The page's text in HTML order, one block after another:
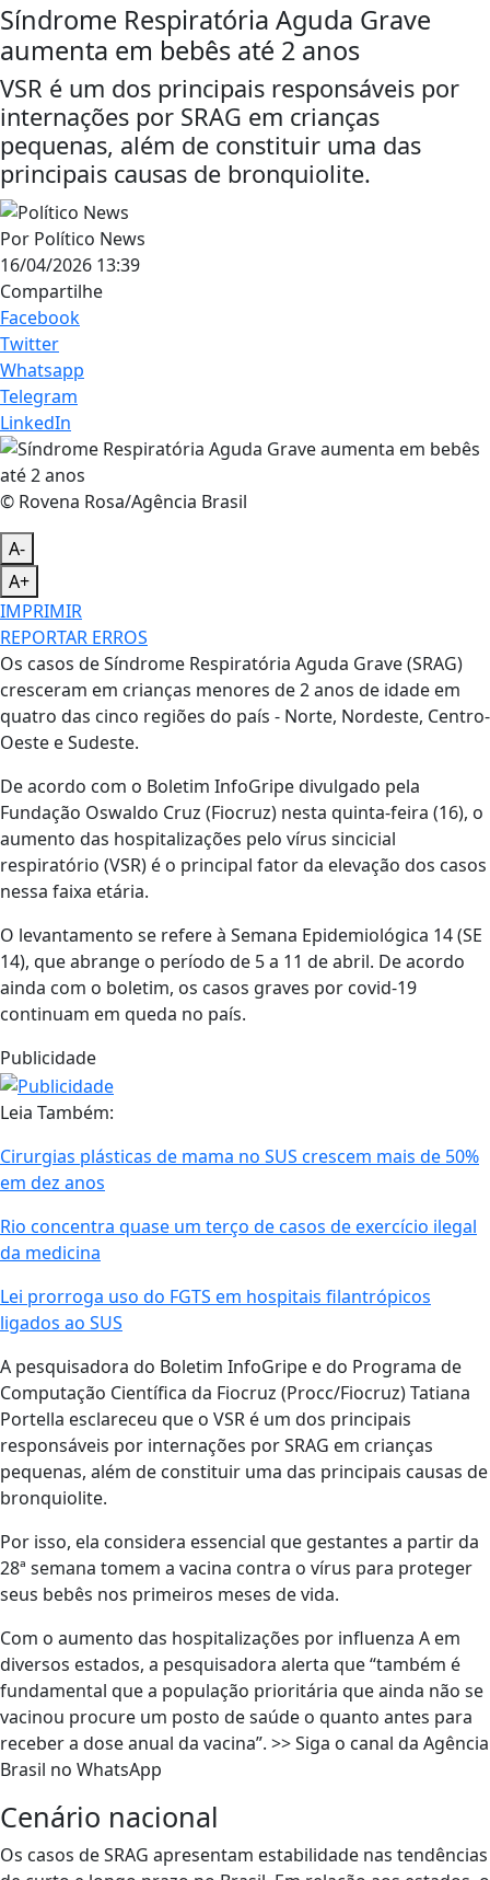
Síndrome Respiratória Aguda Grave
aumenta em bebês até 2 anos
VSR é um dos principais responsáveis por
internações por SRAG em crianças
pequenas, além de constituir uma das
principais causas de bronquiolite.
Por Político News
16/04/2026 13:39
Compartilhe
Facebook
Twitter
Whatsapp
Telegram
LinkedIn
© Rovena Rosa/Agência Brasil
A-
A+
IMPRIMIR
REPORTAR ERROS
Os casos de Síndrome Respiratória Aguda Grave (SRAG)
cresceram em crianças menores de 2 anos de idade em
quatro das cinco regiões do país - Norte, Nordeste, Centro-
Oeste e Sudeste.
De acordo com o Boletim InfoGripe divulgado pela
Fundação Oswaldo Cruz (Fiocruz) nesta quinta-feira (16), o
aumento das hospitalizações pelo vírus sincicial
respiratório (VSR) é o principal fator da elevação dos casos
nessa faixa etária.
O levantamento se refere à Semana Epidemiológica 14 (SE
14), que abrange o período de 5 a 11 de abril. De acordo
ainda com o boletim, os casos graves por covid-19
continuam em queda no país.
Publicidade
Leia Também:
Cirurgias plásticas de mama no SUS crescem mais de 50%
em dez anos
Rio concentra quase um terço de casos de exercício ilegal
da medicina
Lei prorroga uso do FGTS em hospitais filantrópicos
ligados ao SUS
A pesquisadora do Boletim InfoGripe e do Programa de
Computação Científica da Fiocruz (Procc/Fiocruz) Tatiana
Portella esclareceu que o VSR é um dos principais
responsáveis por internações por SRAG em crianças
pequenas, além de constituir uma das principais causas de
bronquiolite.
Por isso, ela considera essencial que gestantes a partir da
28ª semana tomem a vacina contra o vírus para proteger
seus bebês nos primeiros meses de vida.
Com o aumento das hospitalizações por influenza A em
diversos estados, a pesquisadora alerta que “também é
fundamental que a população prioritária que ainda não se
vacinou procure um posto de saúde o quanto antes para
receber a dose anual da vacina”. >> Siga o canal da Agência
Brasil no WhatsApp
Cenário nacional
Os casos de SRAG apresentam estabilidade nas tendências